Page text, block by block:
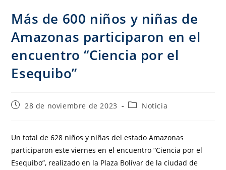
Más de 600 niños y niñas de
Amazonas participaron en el
encuentro “Ciencia por el
Esequibo”
28 de noviembre de 2023 Noticia
Un total de 628 niños y niñas del estado Amazonas
participaron este viernes en el encuentro “Ciencia por el
Esequibo”, realizado en la Plaza Bolívar de la ciudad de